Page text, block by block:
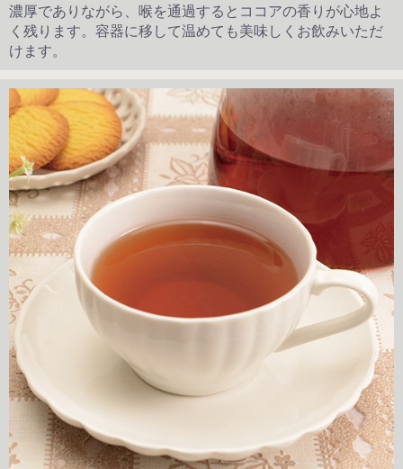
濃厚でありながら、喉を通過するとココアの香りが心地よ
く残ります。容器に移して温めても美味しくお飲みいただ
けます。